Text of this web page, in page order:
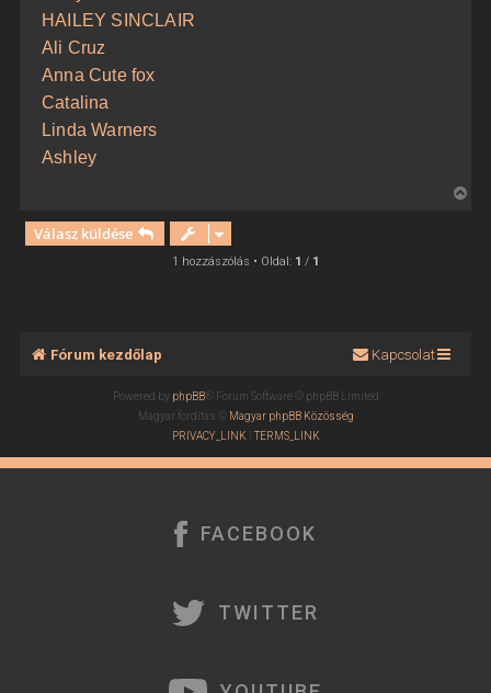
HAILEY SINCLAIR
Ali Cruz
Anna Cute fox
Catalina
Linda Warners
Ashley
é
Válasz küldése
1 hozzászólás • Oldal: 1 / 1
Fórum kezdőlap Kapcsolat
Powered by phpBB® Forum Software © phpBB Limited
Magyar fordítás © Magyar phpBB Közösség
PRIVACY_LINK |TERMS_LINK
FACEBOOK
TWITTER